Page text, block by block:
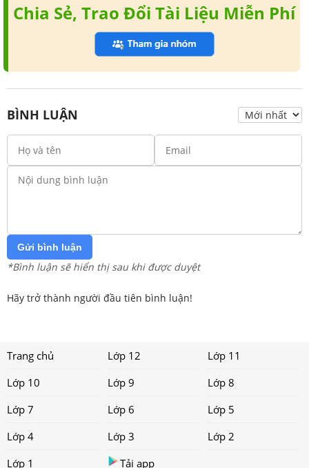
Chia Sẻ, Trao Đổi Tài Liệu Miễn Phí
BÌNH LUẬN
Gửi bình luận
*Bình luận sẽ hiển thị sau khi được duyệt
Hãy trở thành người đầu tiên bình luận!
Trang chủ Lớp 12
Lớp 11
Lớp 10
Lớp 9
Lớp 8
Lớp 7
Lớp 6
Lớp 5
Lớp 4
Lớp 3
Lớp 2
Lớp 1
Tải app